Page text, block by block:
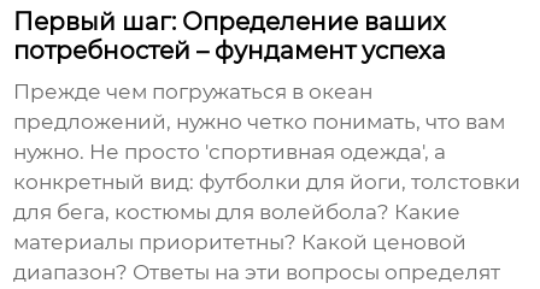
Первый шаг: Определение ваших
потребностей – фундамент успеха
Прежде чем погружаться в океан
предложений, нужно четко понимать, что вам
нужно. Не просто 'спортивная одежда', а
конкретный вид: футболки для йоги, толстовки
для бега, костюмы для волейбола? Какие
материалы приоритетны? Какой ценовой
диапазон? Ответы на эти вопросы определят